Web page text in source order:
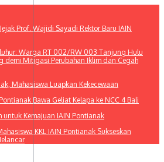
Prof. Wajidi Sayadi Rektor Baru IAIN
Warga RT 002/RW 003 Tanjung Hulu
demi Mitigasi Perubahan Iklim dan Cegah
Mahasiswa Luapkan Kekecewaan
Bawa Geliat Kelapa ke NCC 4 Bali
untuk Kemajuan IAIN Pontianak
KKL IAIN Pontianak Sukseskan